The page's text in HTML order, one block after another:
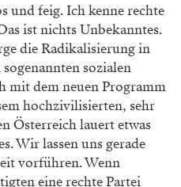
und feig. Ich kenne rechte
ist nichts Unbekanntes.
die Radikalisierung in
sozialen
mit dem neuen Programm
hochzivilisierten, sehr
Österreich lauert etwas
Wir lassen uns gerade
vorführen. Wenn
eine rechte Partei